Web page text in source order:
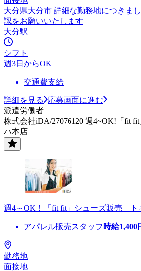
大分県大分市 詳細な勤務地につきま
認をお願いいたします
大分駅
シフト
週3日からOK
交通費支給
詳細を見る
応募画面に進む
派遣労働者
株式会社iDA/27076120 週4~OK!「fit
ハ本店
週4～OK！「fit fit」シューズ販売 ト
アパレル販売スタッフ 時給1,400
勤務地
面接地